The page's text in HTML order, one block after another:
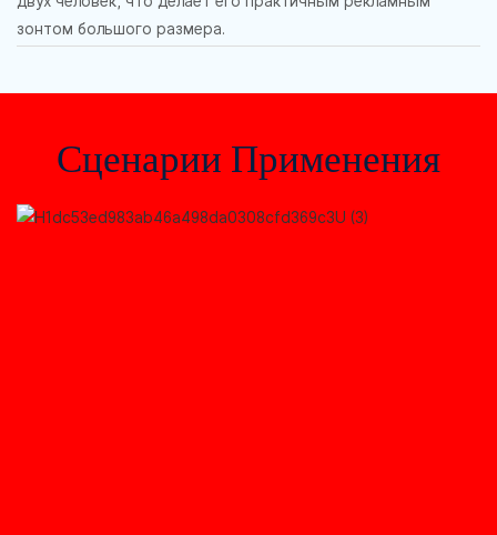
зонтом большого размера.
Сценарии Применения